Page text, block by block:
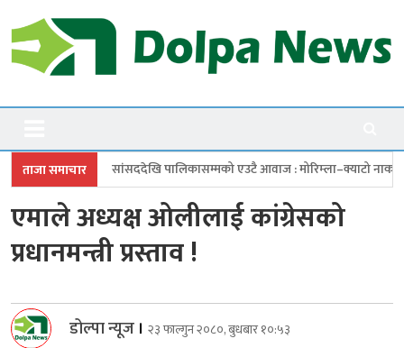
to
content
Dolpanews
ताजा समाचार
पालिकासम्मको एउटै आवाज : मोरिम्ला–क्याटो नाका तत्काल खोल चारबुँदे
एमाले अध्यक्ष ओलीलाई कांग्रेसको
प्रधानमन्त्री प्रस्ताव !
डोल्पा न्यूज । २३ फाल्गुन २०८०, बुधबार १०:५३